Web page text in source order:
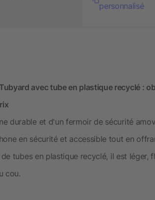
personnalisé
avec tube en plastique recyclé :
durable et d'un fermoir de sécurité
en sécurité et accessible tout en
tubes en plastique recyclé, il est léger,
cou.